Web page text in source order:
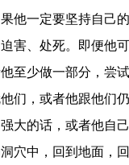
他一定要坚持自己
害、处死。即便他
至少做一部分，尝
们，或者他跟他们
大的话，或者他自
穴中，回到地面，